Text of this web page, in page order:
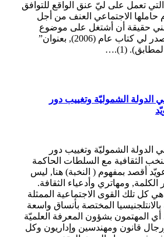
التي تعمل على ليّ عنق الواقع للتوافق
الاجتماعي العنف من أجل
حقيقة أن أشتغل على موضوع
“الوعي المطابق”, ليصدر لي كتاب عام (2006), بعنوان”
(1).…
الشموليّة وتغييب دور
الشموليّة وتغييب دور
الثقافية مع السلطات الحاكمة
أقصد بمفهوم ( النخبة) هنا, ليس
ومهاتري وأدعياء الثقافة.
هي كل تلك القوى الاجتماعية الممثلة
بالانتلجنيسيا المختصة بأنساق واسعة
أي المهتمون بشؤون المعرفة العلميّة
قانون ومهندسين وإداريون وكل